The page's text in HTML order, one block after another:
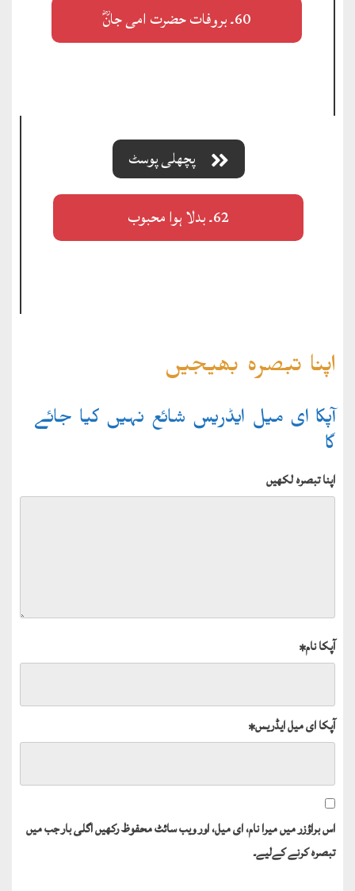
60۔ بروفات حضرت امی جانؓ
پچھلی پوسٹ
62۔ بدلا ہوا محبوب
اپنا تبصرہ بھیجیں
آپکا ای میل ایڈریس شائع نہیں کیا جائے
گا
اپنا تبصرہ لکھیں
آپکا نام*
آپکا ای میل ایڈریس*
اس براؤزر میں میرا نام، ای میل، اور ویب سائٹ محفوظ رکھیں اگلی بار جب میں
تبصرہ کرنے کےلیے۔